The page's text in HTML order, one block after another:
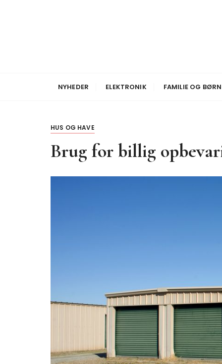
Broadcom
NYHEDER ELEKTRONIK FAMILIE OG BØRN
HUS OG HAVE
Brug for billig